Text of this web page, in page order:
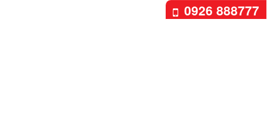
0926 888777